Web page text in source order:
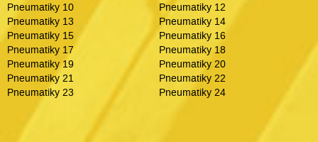
Pneumatiky 10
Pneumatiky 12
Pneumatiky 13
Pneumatiky 14
Pneumatiky 15
Pneumatiky 16
Pneumatiky 17
Pneumatiky 18
Pneumatiky 19
Pneumatiky 20
Pneumatiky 21
Pneumatiky 22
Pneumatiky 23
Pneumatiky 24